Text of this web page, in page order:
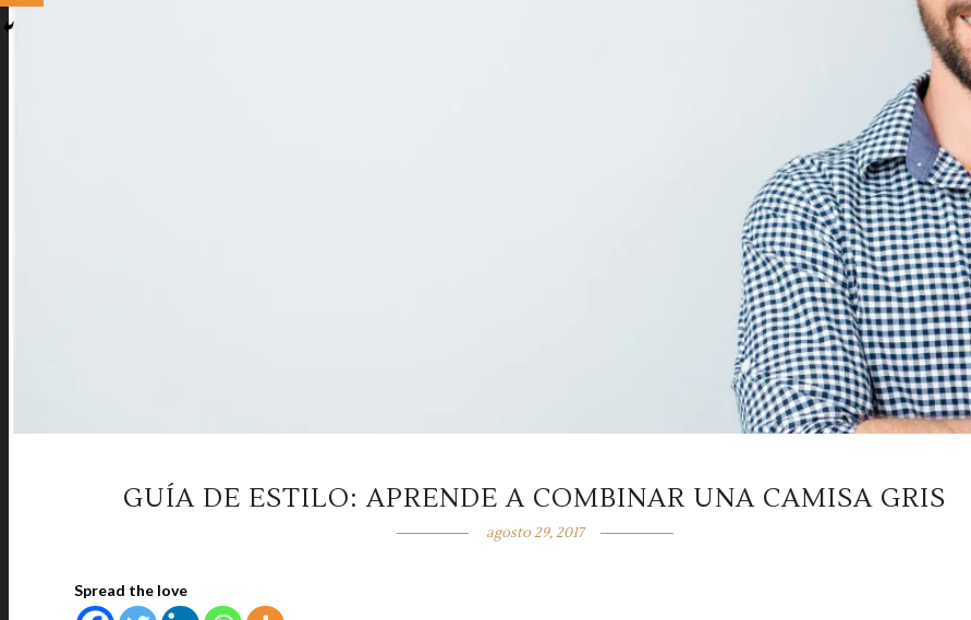
GUÍA DE ESTILO: APRENDE A COMBINAR UNA CAMISA GRIS
agosto 29, 2017
Spread the love